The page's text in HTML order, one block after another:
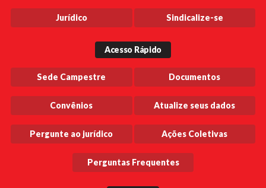
Jurídico Sindicalize-se
Acesso Rápido
Sede Campestre Documentos
Convênios Atualize seus dados
Pergunte ao jurídico Ações Coletivas
Perguntas Frequentes